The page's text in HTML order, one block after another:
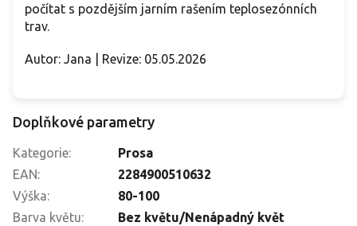
počítat s pozdějším jarním rašením teplosezónních
trav.
Autor: Jana | Revize: 05.05.2026
Doplňkové parametry
Kategorie:
Prosa
EAN:
2284900510632
Výška:
80-100
Barva květu:
Bez květu/Nenápadný květ